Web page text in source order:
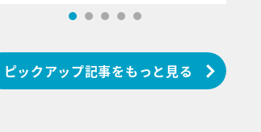
ピックアップ記事をもっと見る